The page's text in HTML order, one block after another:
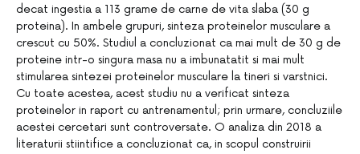
decat ingestia a 113 grame de carne de vita slaba (30 g
proteina). In ambele grupuri, sinteza proteinelor musculare a
crescut cu 50%. Studiul a concluzionat ca mai mult de 30 g de
proteine ​​intr-o singura masa nu a imbunatatit si mai mult
stimularea sintezei proteinelor musculare la tineri si varstnici.
Cu toate acestea, acest studiu nu a verificat sinteza
proteinelor in raport cu antrenamentul; prin urmare, concluziile
acestei cercetari sunt controversate. O analiza din 2018 a
literaturii stiintifice a concluzionat ca, in scopul construirii